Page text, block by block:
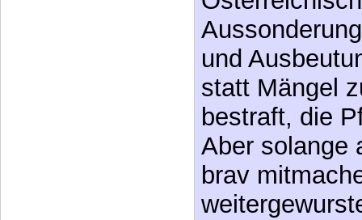
und
statt Mängel
bestraft, die
Aber solange
brav